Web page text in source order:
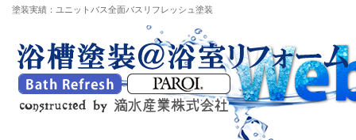
塗装実績：ユニットバス全面バスリフレッシュ塗装